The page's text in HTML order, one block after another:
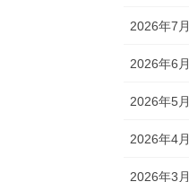
2026年7月
2026年6月
2026年5月
2026年4月
2026年3月